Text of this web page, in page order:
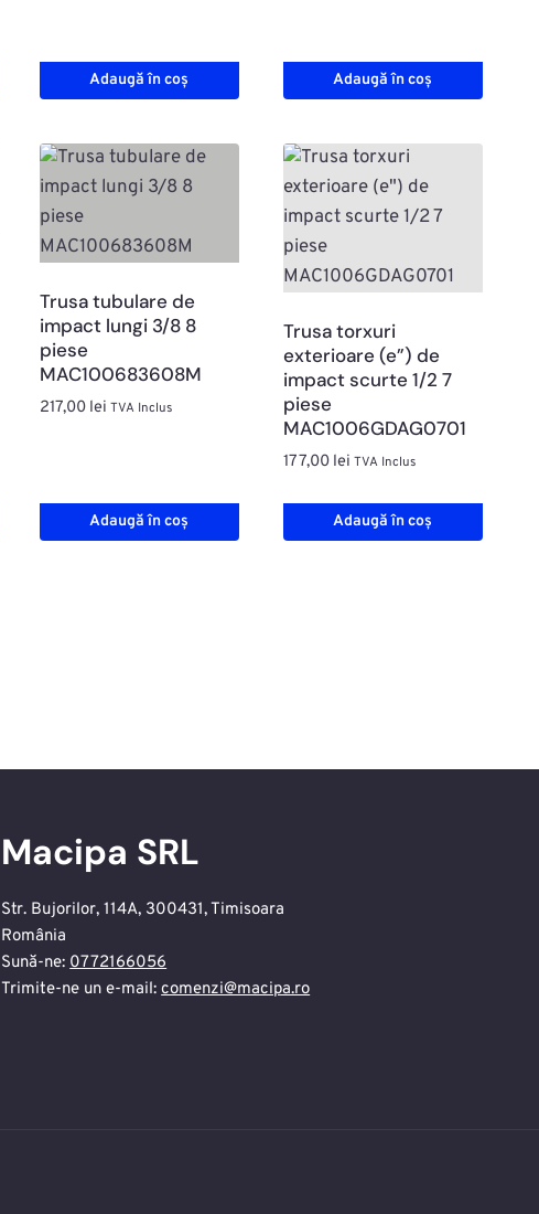
Adaugă în coș Adaugă în coș
Trusa tubulare de
impact lungi 3/8 8
piese
MAC100683608M
217,00 lei TVA Inclus
Adaugă în coș
Trusa torxuri
exterioare (e”) de
impact scurte 1/2 7
piese
MAC1006GDAG0701
177,00 lei TVA Inclus
Adaugă în coș
Macipa SRL
Str. Bujorilor, 114A, 300431, Timisoara
România
Sună-ne:0772166056
Trimite-ne un e-mail:comenzi@macipa.ro